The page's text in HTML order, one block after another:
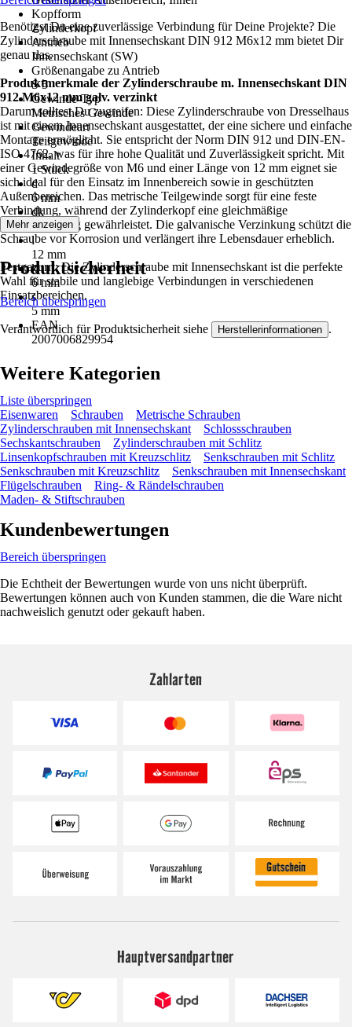
Kopfform
Zylinderkopf
Antrieb
Innensechskant (SW)
Größenangabe zu Antrieb
S 5
Gewinde-Typ
Metrisches Gewinde
Gewindeart
Teilgewinde
Inhalt
1 Stück
d
6 mm
dk
10 mm
l
12 mm
k
6 mm
s
5 mm
EAN
2007006829954
Benötigst Du eine zuverlässige Verbindung für Deine Projekte? Die
Zylinderschraube mit Innensechskant DIN 912 M6x12 mm bietet Dir
genau das.
Produktmerkmale der Zylinderschraube m. Innensechskant DIN
912 M6x12 mm galv. verzinkt
Darum solltest Du zugreifen: Diese Zylinderschraube von Dresselhaus
ist mit einem Innensechskant ausgestattet, der eine sichere und einfache
Montage ermöglicht. Sie entspricht der Norm DIN 912 und DIN-EN-
ISO 4762, was für ihre hohe Qualität und Zuverlässigkeit spricht. Mit
einer Gewindegröße von M6 und einer Länge von 12 mm eignet sie
sich ideal für den Einsatz im Innenbereich sowie in geschützten
Außenbereichen. Das metrische Teilgewinde sorgt für eine feste
Verbindung, während der Zylinderkopf eine gleichmäßige
Druckverteilung gewährleistet. Die galvanische Verzinkung schützt die
Schraube vor Korrosion und verlängert ihre Lebensdauer erheblich.
Festgezurrt: Die Zylinderschraube mit Innensechskant ist die perfekte
Wahl für stabile und langlebige Verbindungen in verschiedenen
Einsatzbereichen.
Mehr anzeigen
Produktsicherheit
Bereich überspringen
Verantwortlich für Produktsicherheit siehe Herstellerinformationen .
Weitere Kategorien
Liste überspringen
Eisenwaren
Schrauben
Metrische Schrauben
Zylinderschrauben mit Innensechskant
Schlossschrauben
Sechskantschrauben
Zylinderschrauben mit Schlitz
Linsenkopfschrauben mit Kreuzschlitz
Senkschrauben mit Schlitz
Senkschrauben mit Kreuzschlitz
Senkschrauben mit Innensechskant
Flügelschrauben
Ring- & Rändelschrauben
Maden- & Stiftschrauben
Kundenbewertungen
Bereich überspringen
Die Echtheit der Bewertungen wurde von uns nicht überprüft.
Bewertungen können auch von Kunden stammen, die die Ware nicht
nachweislich genutzt oder gekauft haben.
Zahlarten
Hauptversandpartner